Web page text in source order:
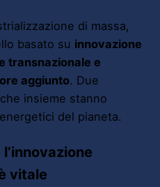
di massa,
basato su innovazione
transnazionale e
aggiunto. Due
insieme stanno
del pianeta.
vitale